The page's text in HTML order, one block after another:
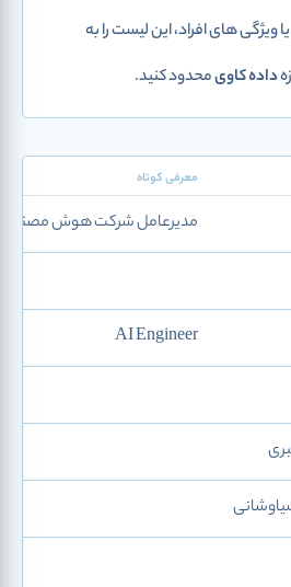
ویژگی های افراد، این لیست را به
داده کاویمحدود کنید.
معرفی کوتاه
مدیرعامل شرکت هوش مصنوعی
AI Engineer